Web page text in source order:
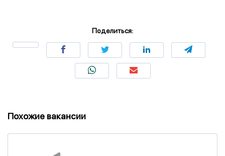
Поделиться:
Похожие вакансии